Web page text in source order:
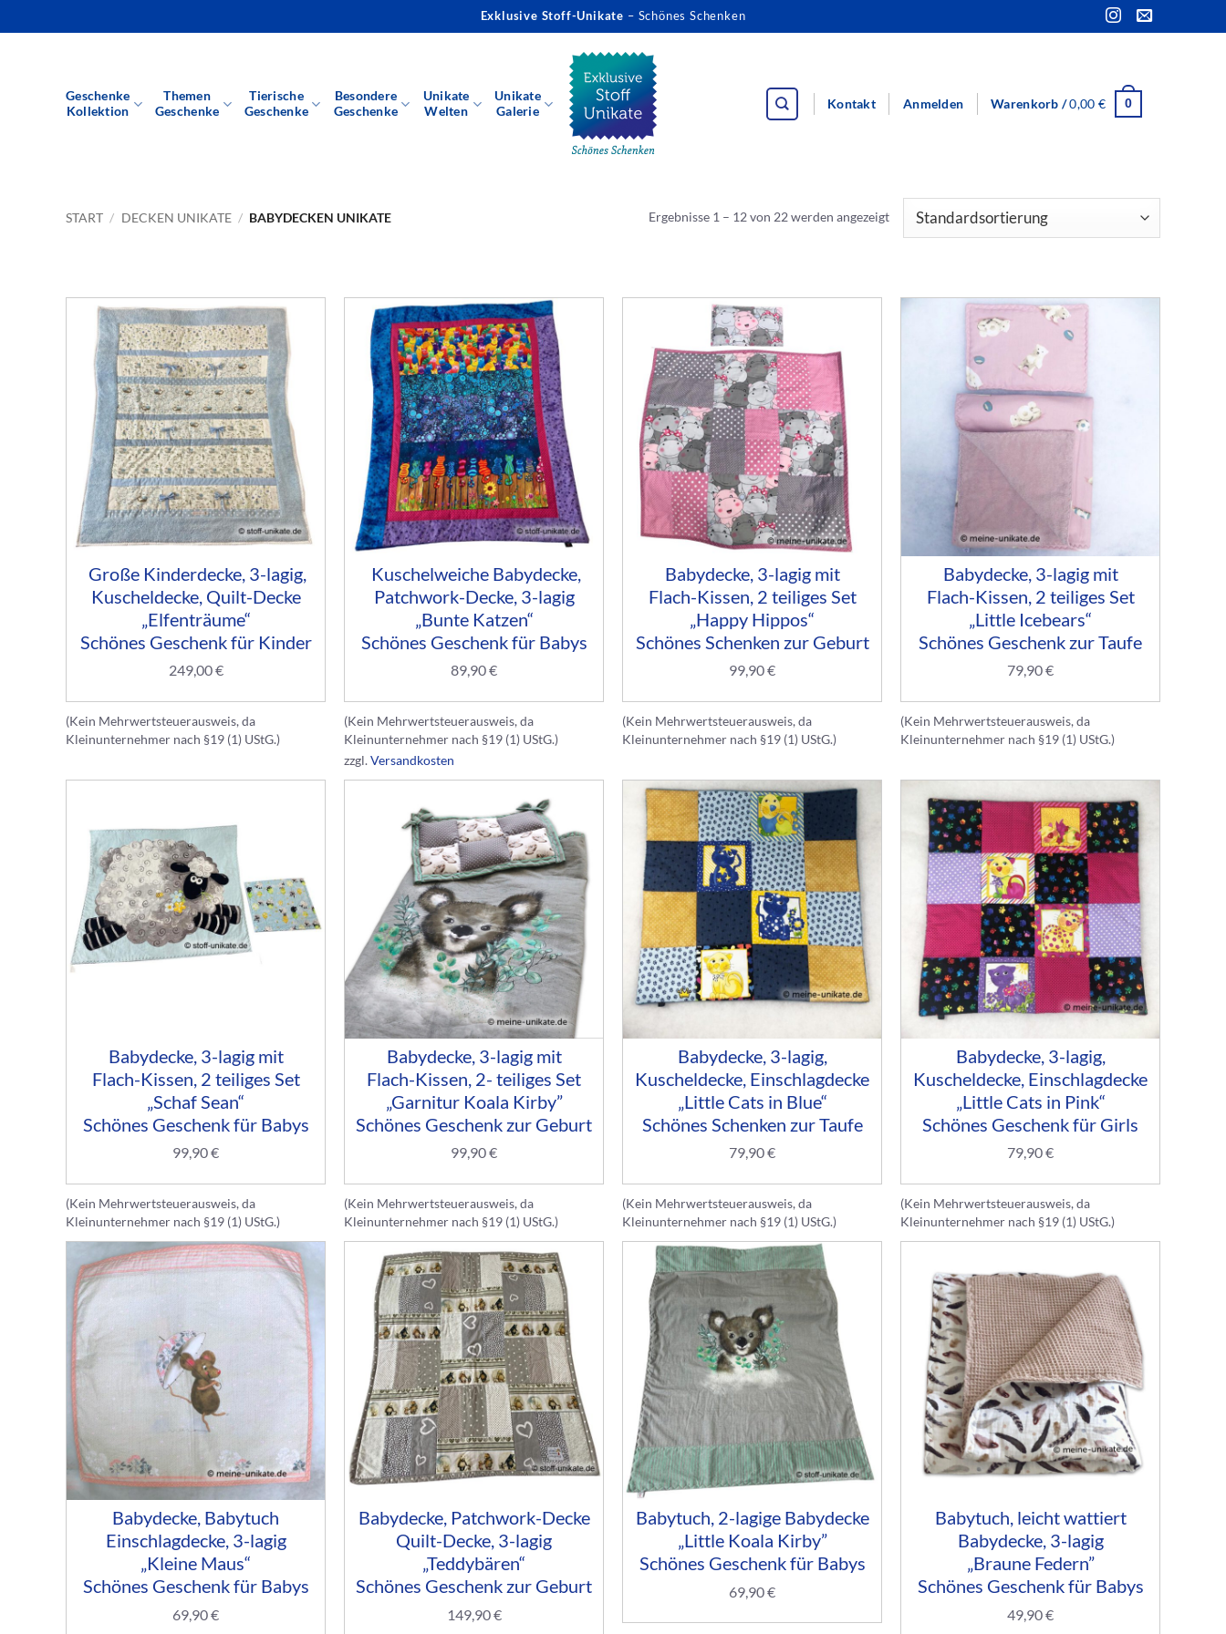
Inhalt
Exklusive Stoff-Unikate – Schönes Schenken
Geschenke
Kollektion
Themen
Geschenke
Tierische
Geschenke
Besondere
Geschenke
Unikate
Welten
Unikate
Galerie
Kontakt Anmelden Warenkorb /0,00 € 0
START / DECKEN UNIKATE / BABYDECKEN UNIKATE Ergebnisse 1 – 12 von 22 werden angezeigt
Große Kinderdecke, 3-lagig,
Kuscheldecke, Quilt-Decke
„Elfenträume“
Schönes Geschenk für Kinder
249,00€
(Kein Mehrwertsteuerausweis, da
Kleinunternehmer nach §19 (1) UStG.)
Kuschelweiche Babydecke,
Patchwork-Decke, 3-lagig
„Bunte Katzen“
Schönes Geschenk für Babys
89,90€
(Kein Mehrwertsteuerausweis, da
Kleinunternehmer nach §19 (1) UStG.)
zzgl.Versandkosten
Babydecke, 3-lagig mit
Flach-Kissen, 2 teiliges Set
„Happy Hippos“
Schönes Schenken zur Geburt
99,90€
(Kein Mehrwertsteuerausweis, da
Kleinunternehmer nach §19 (1) UStG.)
Babydecke, 3-lagig mit
Flach-Kissen, 2 teiliges Set
„Little Icebears“
Schönes Geschenk zur Taufe
79,90€
(Kein Mehrwertsteuerausweis, da
Kleinunternehmer nach §19 (1) UStG.)
Babydecke, 3-lagig mit
Flach-Kissen, 2 teiliges Set
„Schaf Sean“
Schönes Geschenk für Babys
99,90€
(Kein Mehrwertsteuerausweis, da
Kleinunternehmer nach §19 (1) UStG.)
Babydecke, 3-lagig mit
Flach-Kissen, 2- teiliges Set
„Garnitur Koala Kirby”
Schönes Geschenk zur Geburt
99,90€
(Kein Mehrwertsteuerausweis, da
Kleinunternehmer nach §19 (1) UStG.)
Babydecke, 3-lagig,
Kuscheldecke, Einschlagdecke
„Little Cats in Blue“
Schönes Schenken zur Taufe
79,90€
(Kein Mehrwertsteuerausweis, da
Kleinunternehmer nach §19 (1) UStG.)
Babydecke, 3-lagig,
Kuscheldecke, Einschlagdecke
„Little Cats in Pink“
Schönes Geschenk für Girls
79,90€
(Kein Mehrwertsteuerausweis, da
Kleinunternehmer nach §19 (1) UStG.)
Babydecke, Babytuch
Einschlagdecke, 3-lagig
„Kleine Maus“
Schönes Geschenk für Babys
69,90€
Babydecke, Patchwork-Decke
Quilt-Decke, 3-lagig
„Teddybären“
Schönes Geschenk zur Geburt
149,90€
Babytuch, 2-lagige Babydecke
„Little Koala Kirby”
Schönes Geschenk für Babys
69,90€
Babytuch, leicht wattiert
Babydecke, 3-lagig
„Braune Federn”
Schönes Geschenk für Babys
49,90€